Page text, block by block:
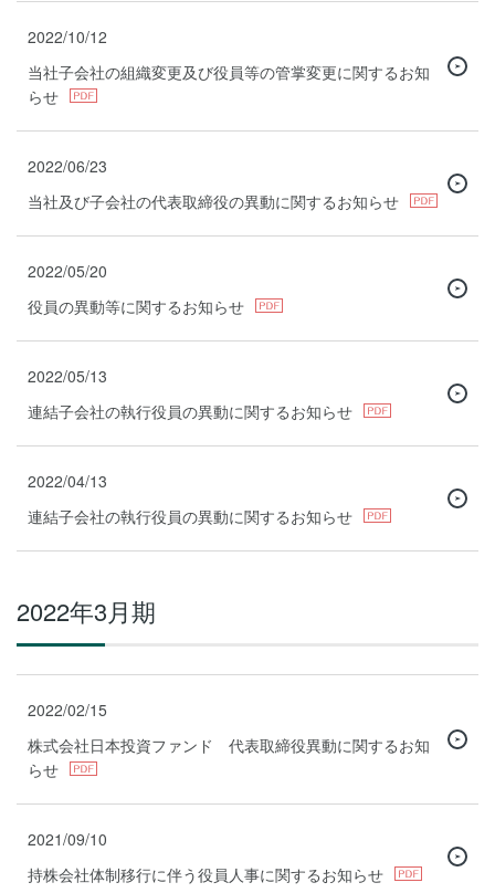
2022/10/12
当社子会社の組織変更及び役員等の管掌変更に関するお知
らせ
2022/06/23
当社及び子会社の代表取締役の異動に関するお知らせ
2022/05/20
役員の異動等に関するお知らせ
2022/05/13
連結子会社の執行役員の異動に関するお知らせ
2022/04/13
連結子会社の執行役員の異動に関するお知らせ
2022年3月期
2022/02/15
株式会社日本投資ファンド 代表取締役異動に関するお知
らせ
2021/09/10
持株会社体制移行に伴う役員人事に関するお知らせ